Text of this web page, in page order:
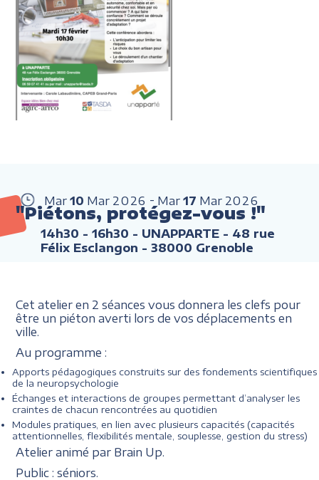
Mar 10 Mar 2026 Mar 17 Mar 2026
"Piétons, protégez-vous !"
14h30 - 16h30 - UNAPPARTE - 48 rue
Félix Esclangon - 38000 Grenoble
Cet atelier en 2 séances vous donnera les clefs pour
être un piéton averti lors de vos déplacements en
ville.
Au programme :
Apports pédagogiques construits sur des fondements scientifiques
de la neuropsychologie
Échanges et interactions de groupes permettant d’analyser les
craintes de chacun rencontrées au quotidien
Modules pratiques, en lien avec plusieurs capacités (capacités
attentionnelles, flexibilités mentale, souplesse, gestion du stress)
Atelier animé par Brain Up.
Public : séniors.